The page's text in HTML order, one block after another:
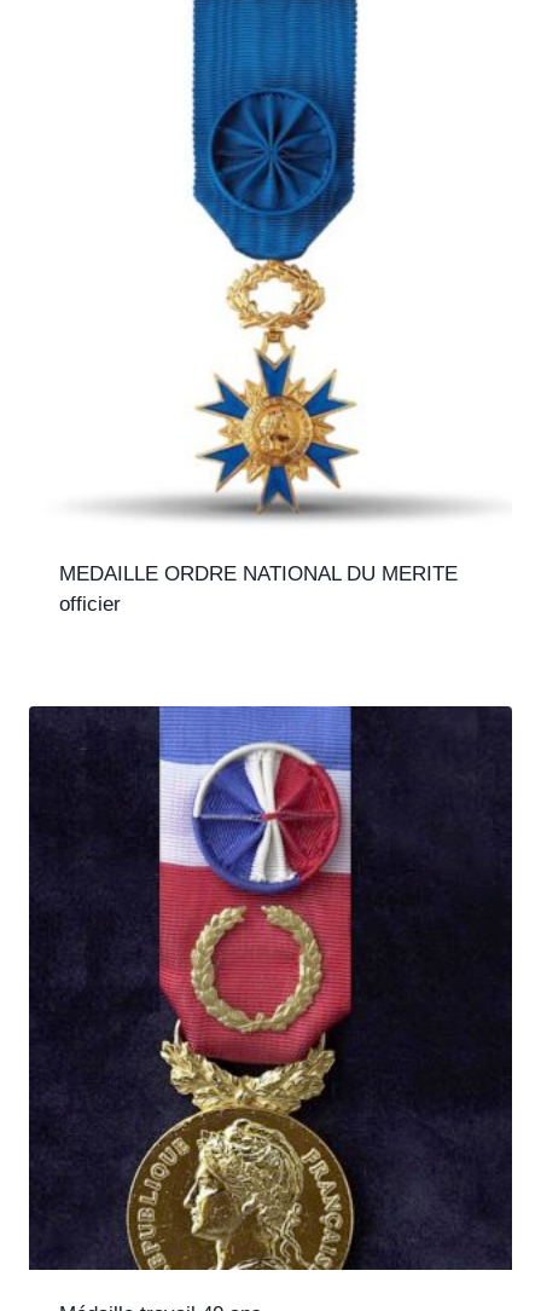
MEDAILLE ORDRE NATIONAL DU MERITE
officier